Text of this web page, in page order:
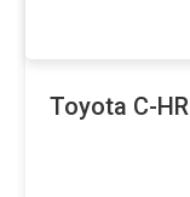
Toyota C-HR